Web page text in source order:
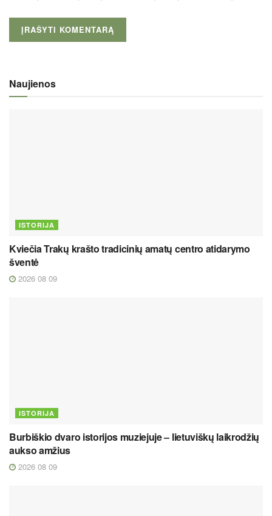
Naujienos
ISTORIJA
Kviečia Trakų krašto tradicinių amatų centro atidarymo
šventė
2026 08 09
ISTORIJA
Burbiškio dvaro istorijos muziejuje – lietuviškų laikrodžių
aukso amžius
2026 08 09